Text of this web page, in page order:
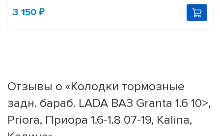
3 150 ₽
Отзывы о «Колодки тормозные
задн. бараб. LADA ВАЗ Granta 1.6 10>,
Priora, Приора 1.6-1.8 07-19, Kalina,